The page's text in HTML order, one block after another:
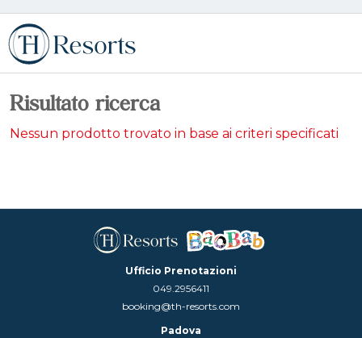
Risultato ricerca
Nessun prodotto trovato in base ai criteri specificati
Ufficio Prenotazioni
049.2956411
booking@th-resorts.com
Padova